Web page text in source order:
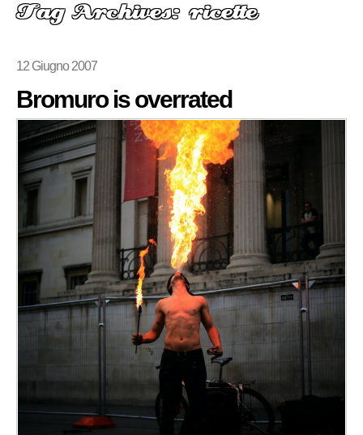
Tag Archives: ricette
12 Giugno 2007
Bromuro is overrated